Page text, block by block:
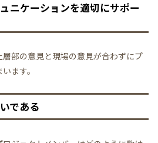
ニケーションを適切にサポー
部の意見と現場の意見が合わずにプ
ます。
である